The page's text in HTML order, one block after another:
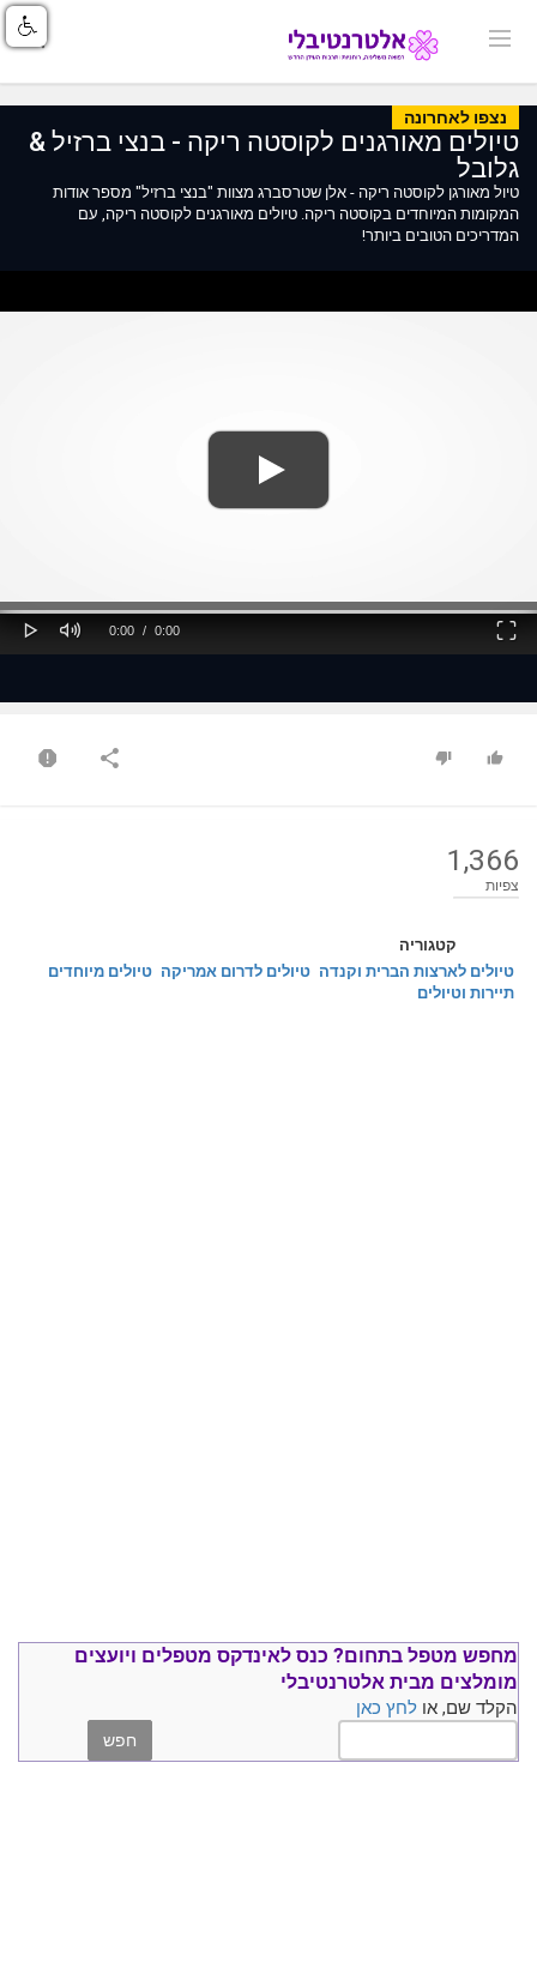
נצפו לאחרונה
טיולים מאורגנים לקוסטה ריקה - בנצי ברזיל &
גלובל
טיול מאורגן לקוסטה ריקה - אלן שטרסברג מצוות "בנצי ברזיל" מספר אודות
המקומות המיוחדים בקוסטה ריקה. טיולים מאורגנים לקוסטה ריקה, עם
המדריכים הטובים ביותר!
Play Mute
Current
0:00 /
Duration
0:00
Fullscreen
1,366
צפיות
קטגוריה
טיולים לארצות הברית וקנדה טיולים לדרום אמריקה טיולים מיוחדים
תיירות וטיולים
מחפש מטפל בתחום? כנס לאינדקס מטפלים ויועצים
מומלצים מבית אלטרנטיבלי
הקלד שם, או לחץ כאן